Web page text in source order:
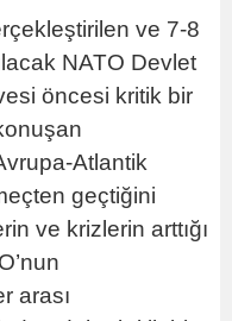
ve 7-8
NATO Devlet
öncesi kritik bir
Atlantik
geçtiğini
ve krizlerin arttığı
arası